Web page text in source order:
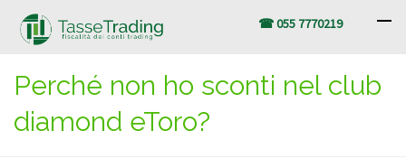
☎ 055 7770219
Perché non ho sconti nel club
diamond eToro?